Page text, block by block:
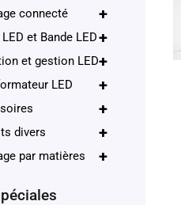
+
connecté
+
LED et Bande LED
+
et gestion LED
+
LED
+
+
divers
+
par matières